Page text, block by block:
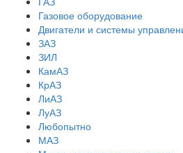
Газовое оборудование
Двигатели и системы
ЗАЗ
ЗИЛ
КамАЗ
КрАЗ
ЛиАЗ
ЛуАЗ
Любопытно
МАЗ